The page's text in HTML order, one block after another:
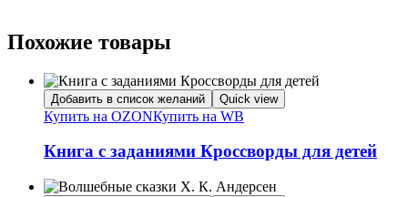
Похожие товары
Добавить в список желаний Quick view
Купить на OZONКупить на WB
Книга с заданиями Кроссворды для детей